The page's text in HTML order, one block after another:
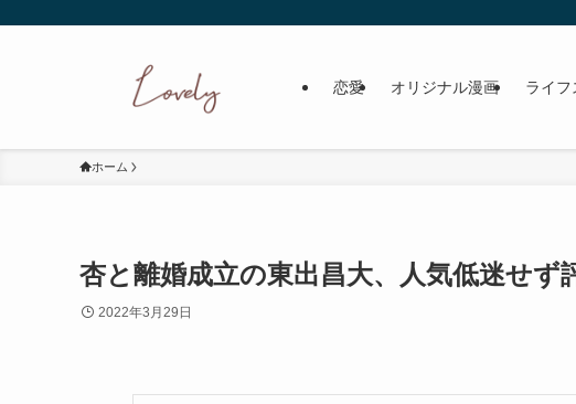
恋愛 オリジナル漫画 ライフ
ホーム
杏と離婚成立の東出昌大、人気低迷せず
2022年3月29日